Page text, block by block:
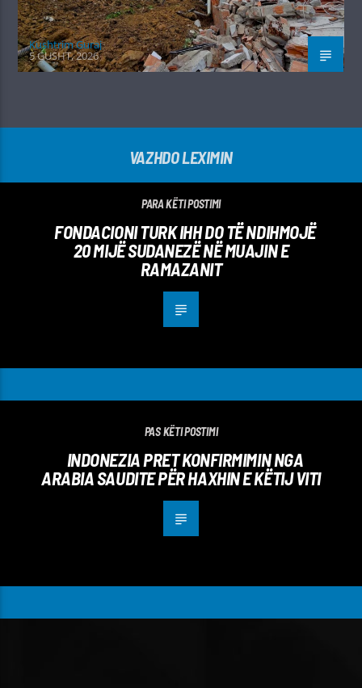
Kushtrim Guraj
5 GUSHT, 2026
VAZHDO LEXIMIN
PARA KËTI POSTIMI
FONDACIONI TURK IHH DO TË NDIHMOJË
20 MIJË SUDANEZË NË MUAJIN E
RAMAZANIT
PAS KËTI POSTIMI
INDONEZIA PRET KONFIRMIMIN NGA
ARABIA SAUDITE PËR HAXHIN E KËTIJ VITI